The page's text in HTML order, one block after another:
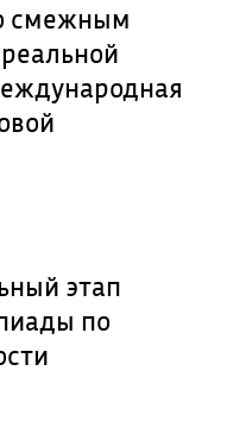
смежным
этап
по